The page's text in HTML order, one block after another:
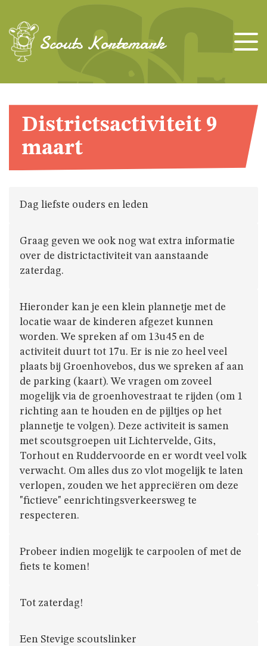
Scouts Kortemark
TAKKEN
WELPEN
GIVERS
JINS
AKABE
INSCHRIJVEN
LEIDING
ONZE
GROEP
INFO
Districtsactiviteit 9
maart
Dag liefste ouders en leden
Graag geven we ook nog wat extra informatie
over de districtactiviteit van aanstaande
zaterdag.
Hieronder kan je een klein plannetje met de
locatie waar de kinderen afgezet kunnen
worden. We spreken af om 13u45 en de
activiteit duurt tot 17u. Er is nie zo heel veel
plaats bij Groenhovebos, dus we spreken af aan
de parking (kaart). We vragen om zoveel
mogelijk via de groenhovestraat te rijden (om 1
richting aan te houden en de pijltjes op het
plannetje te volgen). Deze activiteit is samen
met scoutsgroepen uit Lichtervelde, Gits,
Torhout en Ruddervoorde en er wordt veel volk
verwacht. Om alles dus zo vlot mogelijk te laten
verlopen, zouden we het appreciëren om deze
"fictieve" eenrichtingsverkeersweg te
respecteren.
Probeer indien mogelijk te carpoolen of met de
fiets te komen!
Tot zaterdag!
Een Stevige scoutslinker